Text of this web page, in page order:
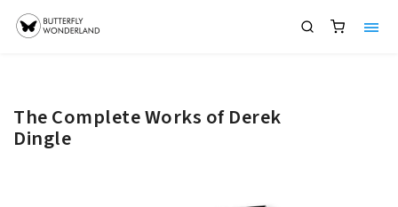
The Complete Works of Derek
Dingle